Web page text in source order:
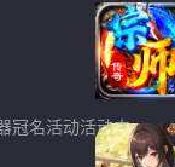
冠名活动活动内